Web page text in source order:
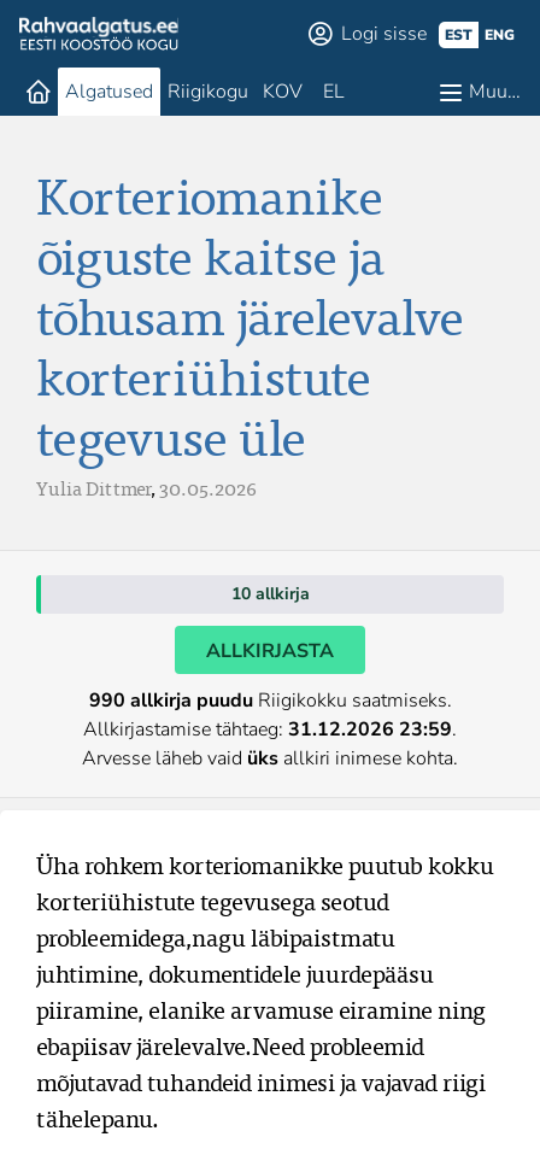
Logi sisse EST ENG
Algatused Riigikogu KOV EL Muu…
Korteriomanike
õiguste kaitse ja
tõhusam järelevalve
korteriühistute
tegevuse üle
Yulia Dittmer,30.05.2026
10 allkirja
ALLKIRJASTA
990 allkirja puuduRiigikokku saatmiseks.
Allkirjastamise tähtaeg: 31.12.2026 23:59.
Arvesse läheb vaid üks allkiri inimese kohta.
Üha rohkem korteriomanikke puutub kokku
korteriühistute tegevusega seotud
probleemidega,nagu läbipaistmatu
juhtimine, dokumentidele juurdepääsu
piiramine, elanike arvamuse eiramine ning
ebapiisav järelevalve.Need probleemid
mõjutavad tuhandeid inimesi ja vajavad riigi
tähelepanu.